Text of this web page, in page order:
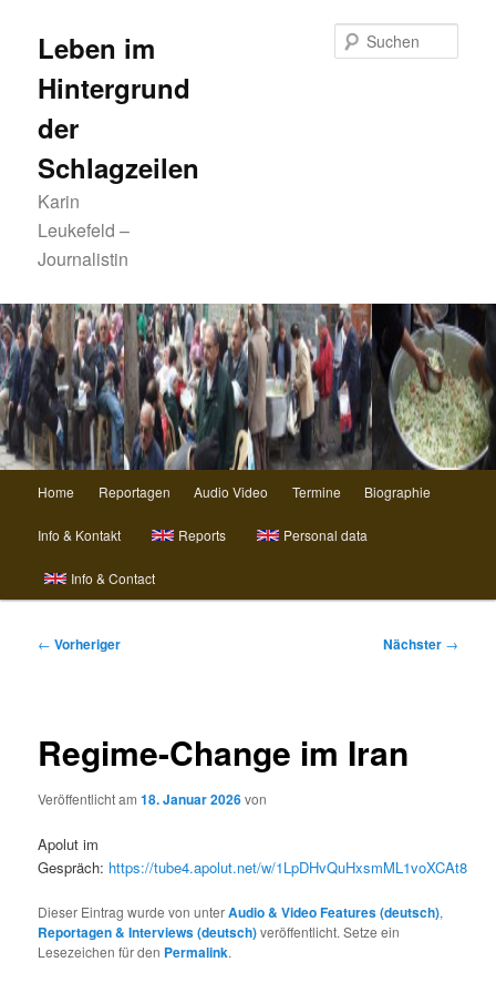
primären
springen
Leben im
Hintergrund
der
Schlagzeilen
Karin
Leukefeld –
Journalistin
Home Reportagen Audio Video Termine Biographie
Info & Kontakt Reports Personal data
Info & Contact
Beitragsnavigation
← Vorheriger Nächster →
Regime-Change im Iran
Veröffentlicht am18. Januar 2026von
Apolut im
Gespräch: https://tube4.apolut.net/w/1LpDHvQuHxsmML1voXCAt8
Dieser Eintrag wurde vonunterAudio & Video Features (deutsch),
Reportagen & Interviews (deutsch)veröffentlicht. Setze ein
Lesezeichen für den Permalink.